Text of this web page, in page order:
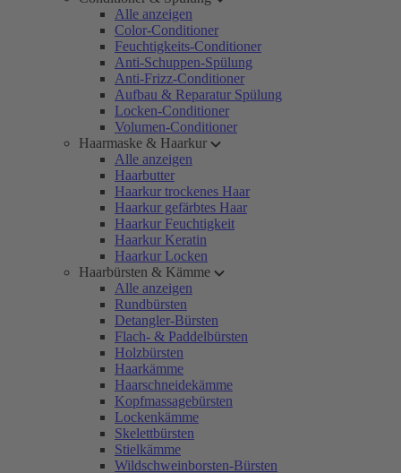
Alle anzeigen
Color-Conditioner
Feuchtigkeits-Conditioner
Anti-Schuppen-Spülung
Anti-Frizz-Conditioner
Aufbau & Reparatur Spülung
Locken-Conditioner
Volumen-Conditioner
Haarmaske & Haarkur
Alle anzeigen
Haarbutter
Haarkur trockenes Haar
Haarkur gefärbtes Haar
Haarkur Feuchtigkeit
Haarkur Keratin
Haarkur Locken
Haarbürsten & Kämme
Alle anzeigen
Rundbürsten
Detangler-Bürsten
Flach- & Paddelbürsten
Holzbürsten
Haarkämme
Haarschneidekämme
Kopfmassagebürsten
Lockenkämme
Skelettbürsten
Stielkämme
Wildschweinborsten-Bürsten